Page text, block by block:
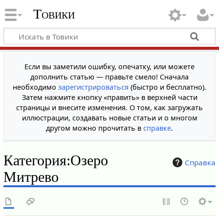
Товики
Если вы заметили ошибку, опечатку, или можете
дополнить статью — правьте смело! Сначала
необходимо зарегистрироваться (быстро и бесплатно).
Затем нажмите кнопку «править» в верхней части
страницы и внесите изменения. О том, как загружать
иллюстрации, создавать новые статьи и о многом
другом можно прочитать в справке.
Справка
Категория:Озеро
Митрево